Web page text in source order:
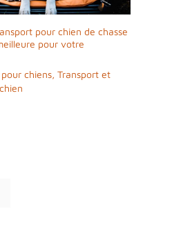
pour chien de chasse
pour votre
chiens, Transport et